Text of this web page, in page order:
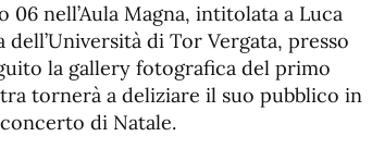
06 nell’Aula Magna, intitolata a Luca
dell’Università di Tor Vergata, presso
la gallery fotografica del primo
tornerà a deliziare il suo pubblico in
di Natale.